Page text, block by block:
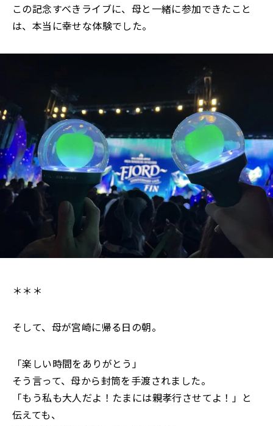
この記念すべきライブに、母と一緒に参加できたこと
は、本当に幸せな体験でした。
＊＊＊
そして、母が宮崎に帰る日の朝。
「楽しい時間をありがとう」
そう言って、母から封筒を手渡されました。
「もう私も大人だよ！たまには親孝行させてよ！」と
伝えても、